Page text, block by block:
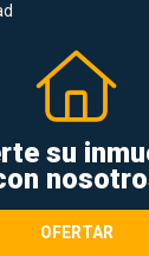
su
OFERTAR